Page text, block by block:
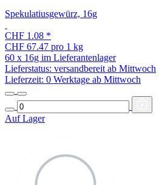
Spekulatiusgewürz, 16g
CHF 1.08 *
CHF 67.47 pro 1 kg
60 x 16g im Lieferantenlager
Lieferstatus: versandbereit ab Mittwoch
Lieferzeit: 0 Werktage ab Mittwoch
Auf Lager